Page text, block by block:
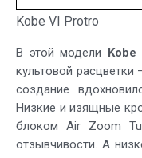
Kobe VI Protro
В этой модели
культовой
создание
Низкие и изящные
блоком Air Zoom
отзывчивости. А